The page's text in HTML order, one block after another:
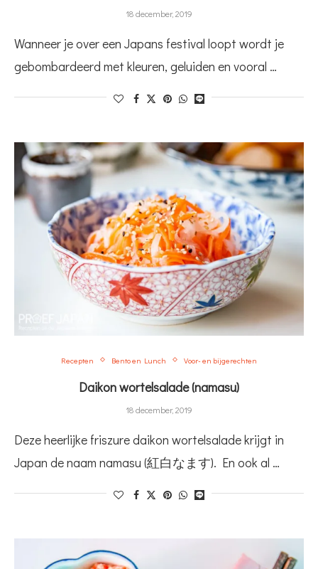
18 december, 2019
Wanneer je over een Japans festival loopt wordt je
gebombardeerd met kleuren, geluiden en vooral …
Recepten Bento en Lunch Voor- en bijgerechten
Daikon wortelsalade (namasu)
18 december, 2019
Deze heerlijke friszure daikon wortelsalade krijgt in
Japan de naam namasu (紅白なます). En ook al …